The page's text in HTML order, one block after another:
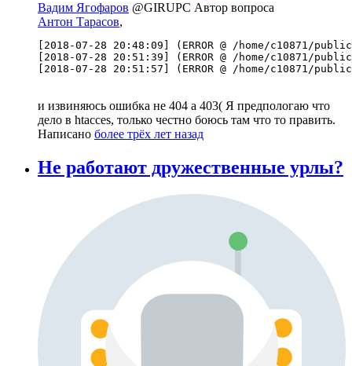
Вадим Ягофаров @GIRUPC Автор вопроса
Антон Тарасов,
[2018-07-28 20:48:09] (ERROR @ /home/c10871/
[2018-07-28 20:51:39] (ERROR @ /home/c10871/
[2018-07-28 20:51:57] (ERROR @ /home/c10871/
и извиняюсь ошибка не 404 а 403( Я предпологаю что
дело в htacces, только честно боюсь там что то править.
Написано более трёх лет назад
Не работают дружественные урлы?